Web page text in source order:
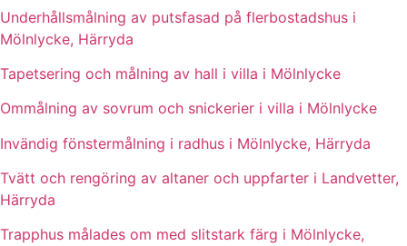
Underhållsmålning av putsfasad på flerbostadshus i
Mölnlycke, Härryda
Tapetsering och målning av hall i villa i Mölnlycke
Ommålning av sovrum och snickerier i villa i Mölnlycke
Invändig fönstermålning i radhus i Mölnlycke, Härryda
Tvätt och rengöring av altaner och uppfarter i Landvetter,
Härryda
Trapphus målades om med slitstark färg i Mölnlycke,